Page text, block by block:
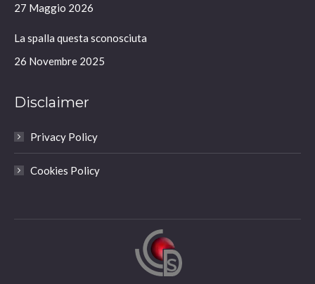
windowwindowwindowwindow
27 Maggio 2026
La spalla questa sconosciuta
26 Novembre 2025
Disclaimer
Privacy Policy
Cookies Policy